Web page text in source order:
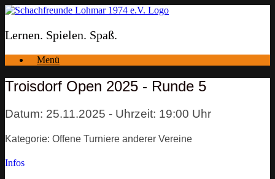
Zum
springen
Lernen. Spielen. Spaß.
Menü
Troisdorf Open 2025 - Runde 5
Datum: 25.11.2025 - Uhrzeit: 19:00 Uhr
Kategorie: Offene Turniere anderer Vereine
Infos